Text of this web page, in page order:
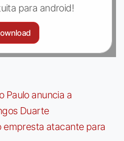
para android!
Paulo anuncia a
Duarte
empresta atacante para